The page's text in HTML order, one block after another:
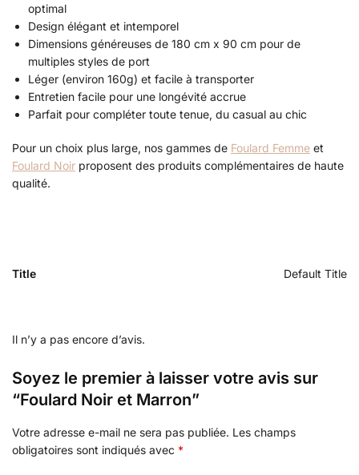
optimal
Design élégant et intemporel
Dimensions généreuses de 180 cm x 90 cm pour de
multiples styles de port
Léger (environ 160g) et facile à transporter
Entretien facile pour une longévité accrue
Parfait pour compléter toute tenue, du casual au chic
Pour un choix plus large, nos gammes de Foulard Femme et
Foulard Noir proposent des produits complémentaires de haute
qualité.
Title Default Title
Il n’y a pas encore d’avis.
Soyez le premier à laisser votre avis sur
“Foulard Noir et Marron”
Votre adresse e-mail ne sera pas publiée. Les champs
obligatoires sont indiqués avec *